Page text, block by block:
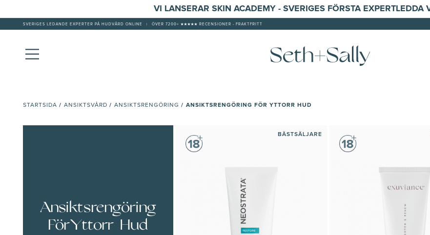
VI LANSERAR SKIN ACADEMY - SVERIGES FÖRSTA EXPERTLEDDA
SVERIGES LEDANDE EXPERTER PÅ HUDVÅRD ONLINE ÖVER 7200+ ★★★★★ RECENSIONER - FRAKTFRITT
STARTSIDA / ANSIKTSVÅRD / ANSIKTSRENGÖRING / ANSIKTSRENGÖRING FÖR YTTORR HUD
Ansiktsrengöring
För Yttorr Hud
BÄSTSÄLJARE